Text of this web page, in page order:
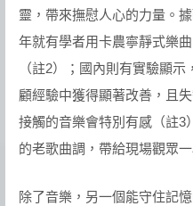
靈，帶來撫慰人心的力量。
年就有學者用卡農寧靜式樂
（註2）；國內則有實驗顯
顧經驗中獲得顯著改善，且
接觸的音樂會特別有感（註3
的老歌曲調，帶給現場觀眾
除了音樂，另一個能守住記